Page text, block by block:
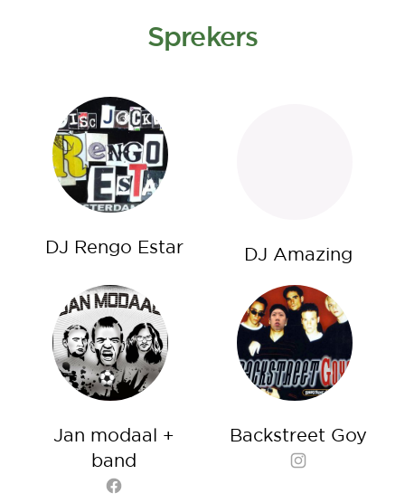
Sprekers
DJ Rengo Estar DJ Amazing
Jan modaal +
band
Facebook
Backstreet Goy
Instagram